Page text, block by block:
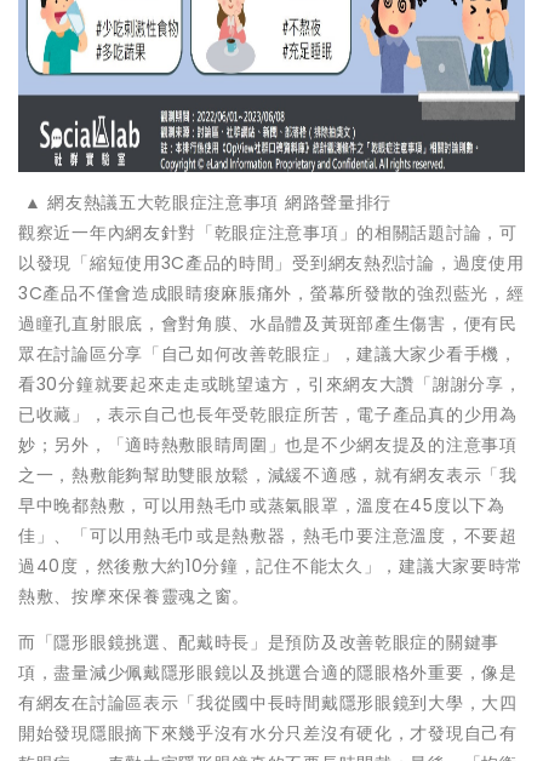
▲ 網友熱議五大乾眼症注意事項 網路聲量排行
觀察近一年內網友針對「乾眼症注意事項」的相關話題討論，可
以發現「縮短使用3C產品的時間」受到網友熱烈討論，過度使用
3C產品不僅會造成眼睛痠麻脹痛外，螢幕所發散的強烈藍光，經
過瞳孔直射眼底，會對角膜、水晶體及黃斑部產生傷害，便有民
眾在討論區分享「自己如何改善乾眼症」，建議大家少看手機，
看30分鐘就要起來走走或眺望遠方，引來網友大讚「謝謝分享，
已收藏」，表示自己也長年受乾眼症所苦，電子產品真的少用為
妙；另外，「適時熱敷眼睛周圍」也是不少網友提及的注意事項
之一，熱敷能夠幫助雙眼放鬆，減緩不適感，就有網友表示「我
早中晚都熱敷，可以用熱毛巾或蒸氣眼罩，溫度在45度以下為
佳」、「可以用熱毛巾或是熱敷器，熱毛巾要注意溫度，不要超
過40度，然後敷大約10分鐘，記住不能太久」，建議大家要時常
熱敷、按摩來保養靈魂之窗。
而「隱形眼鏡挑選、配戴時長」是預防及改善乾眼症的關鍵事
項，盡量減少佩戴隱形眼鏡以及挑選合適的隱眼格外重要，像是
有網友在討論區表示「我從國中長時間戴隱形眼鏡到大學，大四
開始發現隱眼摘下來幾乎沒有水分只差沒有硬化，才發現自己有